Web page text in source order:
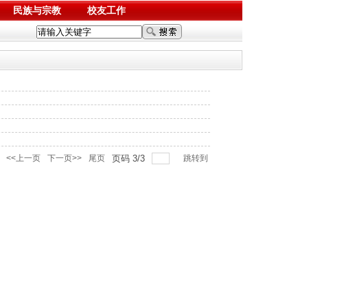
民族与宗教 校友工作
<<上一页 下一页>> 尾页 页码 3/3 跳转到